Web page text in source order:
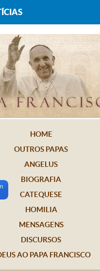
HOME
OUTROS PAPAS
ANGELUS
BIOGRAFIA
CATEQUESE
HOMILIA
MENSAGENS
DISCURSOS
AO PAPA FRANCISCO